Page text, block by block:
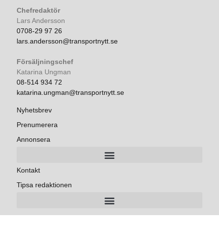
Chefredaktör
Lars Andersson
0708-29 97 26
lars.andersson@transportnytt.se
Försäljningschef
Katarina Ungman
08-514 934 72
katarina.ungman@transportnytt.se
Nyhetsbrev
Prenumerera
Annonsera
Kontakt
Tipsa redaktionen